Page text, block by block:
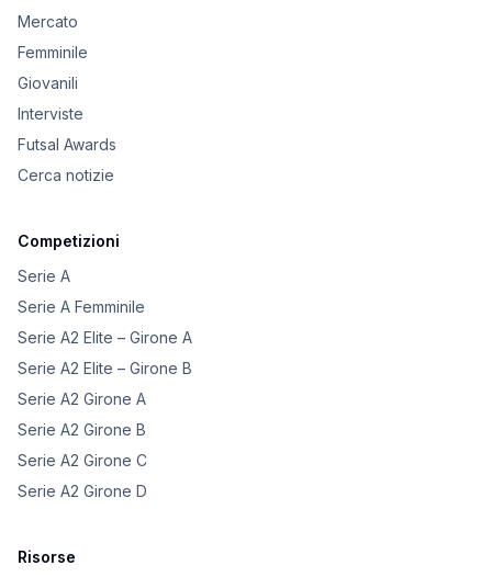
Mercato
Femminile
Giovanili
Interviste
Futsal Awards
Cerca notizie
Competizioni
Serie A
Serie A Femminile
Serie A2 Elite – Girone A
Serie A2 Elite – Girone B
Serie A2 Girone A
Serie A2 Girone B
Serie A2 Girone C
Serie A2 Girone D
Risorse